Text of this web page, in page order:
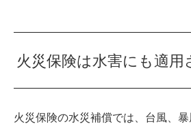
火災保険は水害にも適用
火災保険の水災補償では、台風、